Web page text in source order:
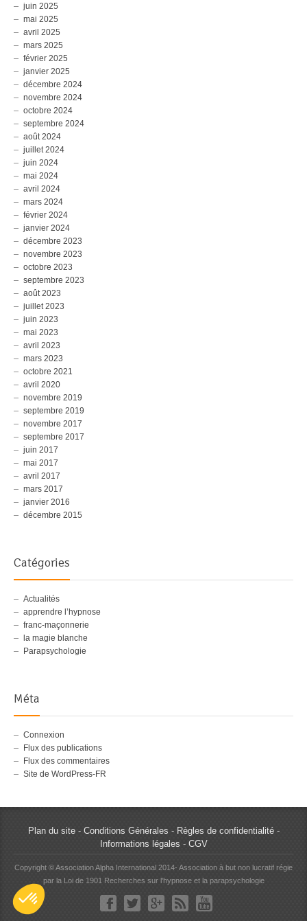
juin 2025
mai 2025
avril 2025
mars 2025
février 2025
janvier 2025
décembre 2024
novembre 2024
octobre 2024
septembre 2024
août 2024
juillet 2024
juin 2024
mai 2024
avril 2024
mars 2024
février 2024
janvier 2024
décembre 2023
novembre 2023
octobre 2023
septembre 2023
août 2023
juillet 2023
juin 2023
mai 2023
avril 2023
mars 2023
octobre 2021
avril 2020
novembre 2019
septembre 2019
novembre 2017
septembre 2017
juin 2017
mai 2017
avril 2017
mars 2017
janvier 2016
décembre 2015
Catégories
Actualités
apprendre l’hypnose
franc-maçonnerie
la magie blanche
Parapsychologie
Méta
Connexion
Flux des publications
Flux des commentaires
Site de WordPress-FR
Plan du site- Conditions Générales - Règles de confidentialité-
Informations légales - CGV
Copyright © Association Alpha International 2014- Association à but non lucratif régie
par la Loi de 1901 Recherches sur l'hypnose et la parapsychologie